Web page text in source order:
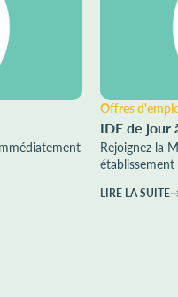
Offres
IDE de jour
Rejoignez la
LIRE LA SUITE